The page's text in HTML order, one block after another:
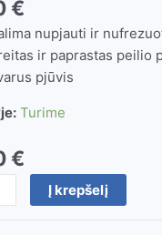
€
nupjauti ir
ir paprastas peilio
pjūvis
Turime
€
Į krepšelį